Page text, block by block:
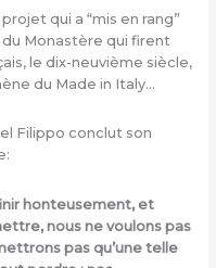
qui a “mis en rang”
Monastère qui firent
le dix-neuvième siècle,
du Made in Italy…
Filippo conclut son
honteusement, et
nous ne voulons pas
pas qu’une telle